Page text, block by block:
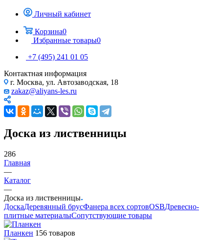
Личный кабинет
Корзина0
Избранные товары0
+7 (495) 241 01 05
Контактная информация
г. Москва, ул. Автозаводская, 18
zakaz@aliyans-les.ru
Доска из лиственницы
286
Главная
—
Каталог
—
Доска из лиственницы
ДоскаДеревянный брусФанера всех сортовOSBДревесно-
плитные материалыСопутствующие товары
Планкен 156 товаров